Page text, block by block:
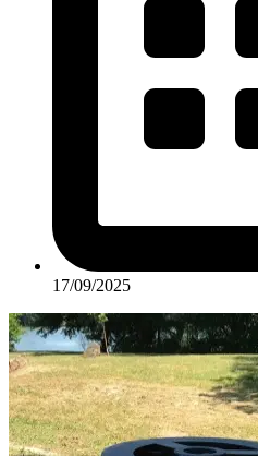
17/09/2025